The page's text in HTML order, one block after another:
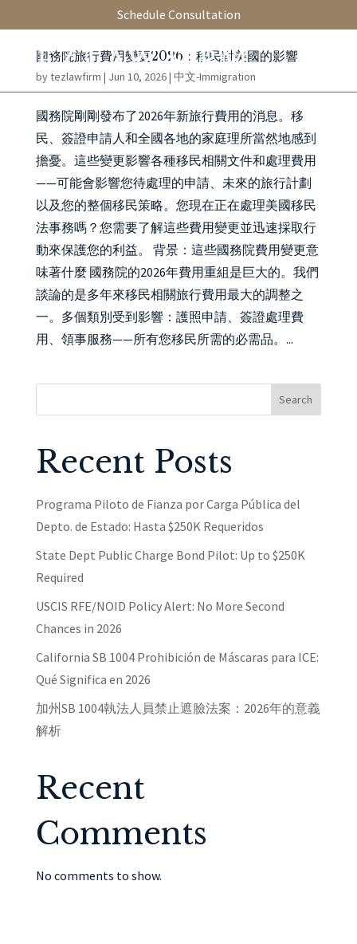
Schedule Consultation
國務院旅行費用變更2026：移民對美國的影響
bytezlawfirm | Jun 10, 2026| 中文-Immigration
國務院剛剛發布了2026年新旅行費用的消息。移
民、簽證申請人和全國各地的家庭理所當然地感到
擔憂。這些變更影響各種移民相關文件和處理費用
——可能會影響您待處理的申請、未來的旅行計劃
以及您的整個移民策略。您現在正在處理美國移民
法事務嗎？您需要了解這些費用變更並迅速採取行
動來保護您的利益。 背景：這些國務院費用變更意
味著什麼 國務院的2026年費用重組是巨大的。我們
談論的是多年來移民相關旅行費用最大的調整之
一。多個類別受到影響：護照申請、簽證處理費
用、領事服務——所有您移民所需的必需品。...
Search
Recent Posts
Programa Piloto de Fianza por Carga Pública del
Depto. de Estado: Hasta $250K Requeridos
State Dept Public Charge Bond Pilot: Up to $250K
Required
USCIS RFE/NOID Policy Alert: No More Second
Chances in 2026
California SB 1004 Prohibición de Máscaras para ICE:
Qué Significa en 2026
加州SB 1004執法人員禁止遮臉法案：2026年的意義
解析
Recent
Comments
No comments to show.